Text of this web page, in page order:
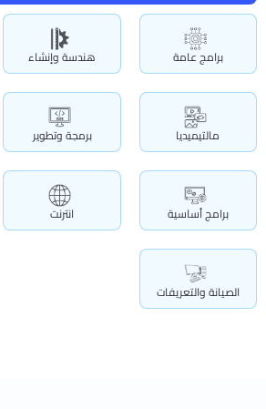
برامج عامة هندسة وإنشاء
مالتيميديا برمجة وتطوير
برامج أساسية انترنت
الصيانة والتعريفات